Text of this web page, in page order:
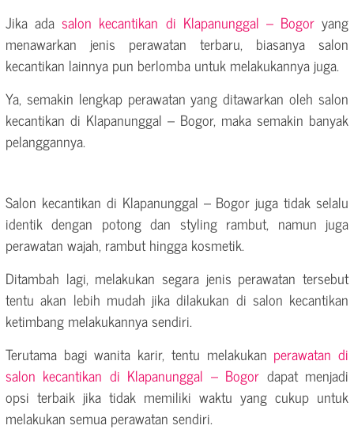
Jika ada salon kecantikan di Klapanunggal – Bogoryang
menawarkan jenis perawatan terbaru, biasanya salon
kecantikan lainnya pun berlomba untuk melakukannya juga.
Ya, semakin lengkap perawatan yang ditawarkan oleh salon
kecantikan di Klapanunggal – Bogor, maka semakin banyak
pelanggannya.
Salon kecantikan di Klapanunggal – Bogor juga tidak selalu
identik dengan potong dan styling rambut, namun juga
perawatan wajah, rambut hingga kosmetik.
Ditambah lagi, melakukan segara jenis perawatan tersebut
tentu akan lebih mudah jika dilakukan di salon kecantikan
ketimbang melakukannya sendiri.
Terutama bagi wanita karir, tentu melakukan perawatan di
salon kecantikan di Klapanunggal – Bogor dapat menjadi
opsi terbaik jika tidak memiliki waktu yang cukup untuk
melakukan semua perawatan sendiri.